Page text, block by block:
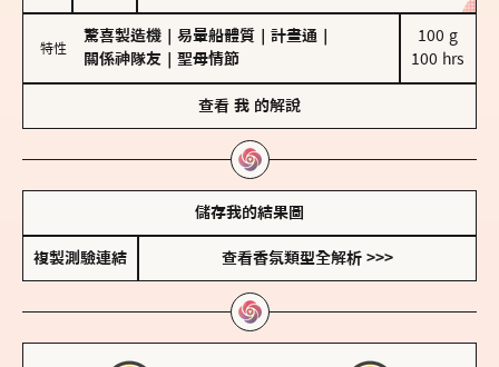
特性
驚喜製造機 易暈船體質 計畫通
關係神隊友
聖母情節
100 g
100 hrs
查看 我 的解說
儲存我的結果圖
複製測驗連結 查看香氛類型全解析 >>>